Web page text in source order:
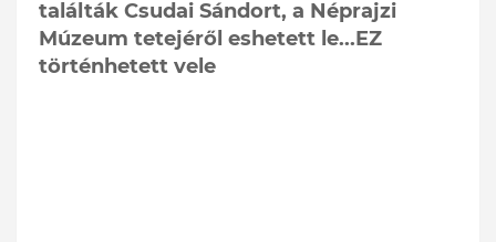
találták Csudai Sándort, a Néprajzi
Múzeum tetejéről eshetett le...EZ
történhetett vele